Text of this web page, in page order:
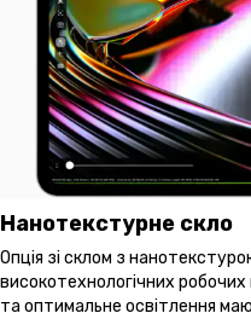
Нанотекстурне скло
Опція зі склом з
високотехнологічних
та оптимальне освітлення